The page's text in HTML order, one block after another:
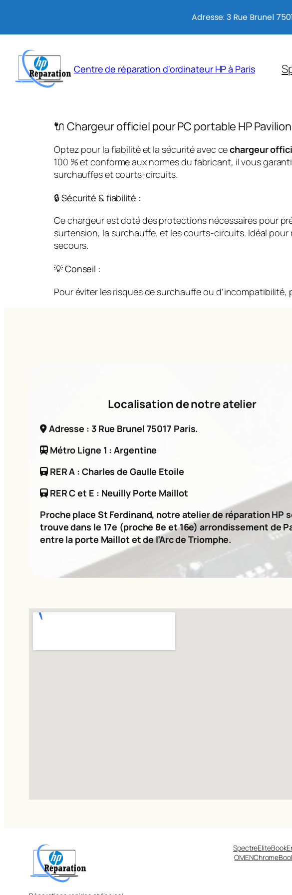
contenu
Centre de réparation d'ordinateur HP à Paris
🔌 Chargeur officiel pour PC portable HP
Optez pour la fiabilité et la sécurité avec cechargeur
100 % et conforme aux normes du fabricant, il vous
surchauffes et courts-circuits.
🔒 Sécurité & fiabilité :
Ce chargeur est doté des protections nécessaires pour
surtension, la surchauffe, et les courts-circuits. Idéal
secours.
💡 Conseil :
Pour éviter les risques de surchauffe ou
Localisation de notre atelier
Adresse : 3 Rue Brunel 75017 Paris.
Métro Ligne 1 : Argentine
RER A : Charles de Gaulle Etoile
RER C et E : Neuilly Porte Maillot
Proche place St Ferdinand, notre atelier de réparation HP
trouve dans le 17e (proche 8e et 16e) arrondissement de
entre la porte Maillot et de l’Arc de Triomphe.
SpectreEliteBook
OMEN
Adresse: 3 Rue Brunel